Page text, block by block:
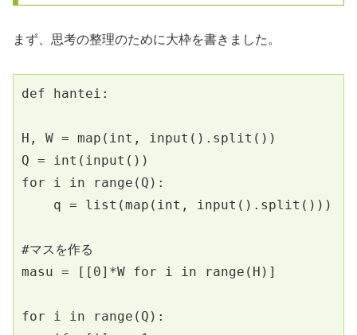
まず、思考の整理のために大枠を書きました。
def hantei:
H, W = map(int, input().split())
Q = int(input())
for i in range(Q):
    q = list(map(int, input().split()))
#マスを作る
masu = [[0]*W for i in range(H)]
for i in range(Q):